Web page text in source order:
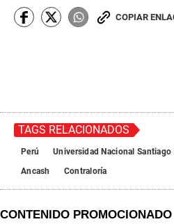
COPIAR
TAGS RELACIONADOS
Perú
Universidad Nacional
Ancash
Contraloría